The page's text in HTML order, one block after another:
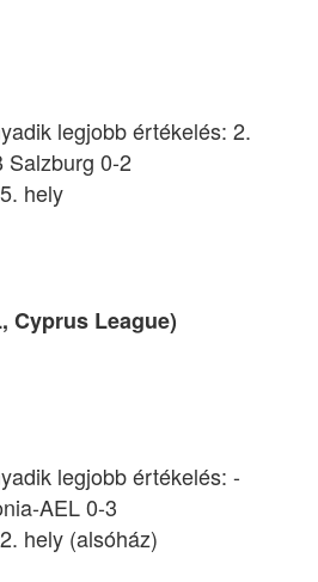
legjobb értékelés: 2.
Salzburg 0-2
hely
Cyprus League)
legjobb értékelés: -
AEL 0-3
hely (alsóház)